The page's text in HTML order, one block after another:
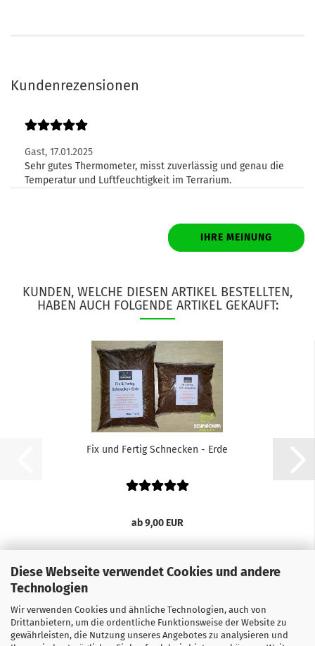
Diese Webseite verwendet Cookies und andere
Technologien
Wir verwenden Cookies und ähnliche Technologien, auch von
Drittanbietern, um die ordentliche Funktionsweise der Website zu
gewährleisten, die Nutzung unseres Angebotes zu analysieren und
Kundenrezensionen
Gast, 17.01.2025
Sehr gutes Thermometer, misst zuverlässig und genau die
Temperatur und Luftfeuchtigkeit im Terrarium.
IHRE MEINUNG
KUNDEN, WELCHE DIESEN ARTIKEL BESTELLTEN,
HABEN AUCH FOLGENDE ARTIKEL GEKAUFT:
Fix und Fertig Schnecken - Erde
ab 9,00 EUR